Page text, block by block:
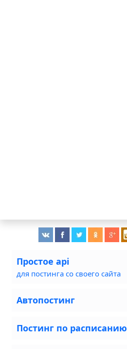
Простое api
для постинга со своего сайта
Автопостинг
Постинг по расписанию